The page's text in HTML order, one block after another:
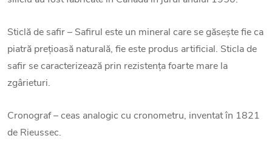
Sticlă de safir – Safirul este un mineral care se găsește fie ca
piatră prețioasă naturală, fie este produs artificial. Sticla de
safir se caracterizează prin rezistența foarte mare la
zgârieturi.
Cronograf – ceas analogic cu cronometru, inventat în 1821
de Rieussec.